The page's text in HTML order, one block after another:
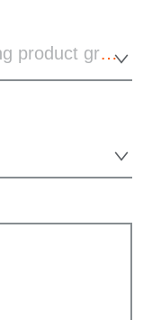
I am interested in the following product group